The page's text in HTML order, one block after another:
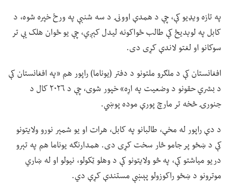
په تازه ویډیو کې، چې د همدې اوونۍ د سه شنبې په ورځ خپره شوه، د
کابل په لوېدیځ کې طالب ځواکونه لیدل کېږي، چې یو ځوان هلک یې تر
سوکانو او لغتو لاندې کړی دی.
افغانستان کې د ملګرو ملتونو د دفتر (یوناما) راپور هم «په افغانستان کې
د بشري حقونو د وضعیت په اړه» خپور شوی، چې د ۲۰۲۶ کال د
جنورۍ څخه تر مارچ پورې موده پوښي.
د دې راپور له مخې، طالبانو په کابل، هرات او یو شمېر نورو ولایتونو
کې د ښځو پر جامو څار سخت کړی دی. همدارنګه یوناما هم په تېرو
دریو میاشتو کې، په څو ولایتونو کې د وهلو ټکولو، نیولو او له ښاري
موترونو د ښځو راکوزولو پېښې مستندې کړې دي.